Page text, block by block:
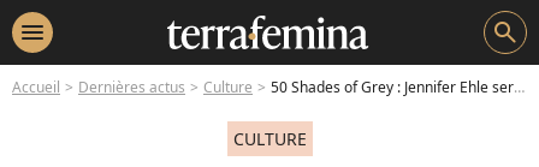
menu search
Accueil Dernières actus Culture 50 Shades of Grey : Jennifer Ehle sera la maman d'Ana Steele (Dakota Johnson)
CULTURE